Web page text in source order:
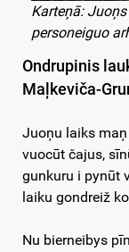
Karteņā:
personeiguo
Ondrupinis
Maļkeviča-
Juoņu laiks
vuocūt čajus,
gunkuru i pynūt
laiku gondreiž
Nu bierneibys